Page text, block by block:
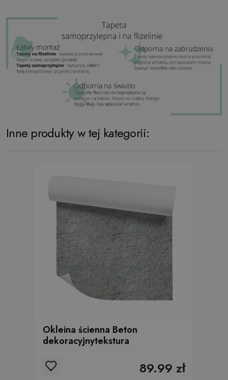
Inne produkty w tej kategorii:
Okleina ścienna Beton
dekoracyjnytekstura
89.99 zł